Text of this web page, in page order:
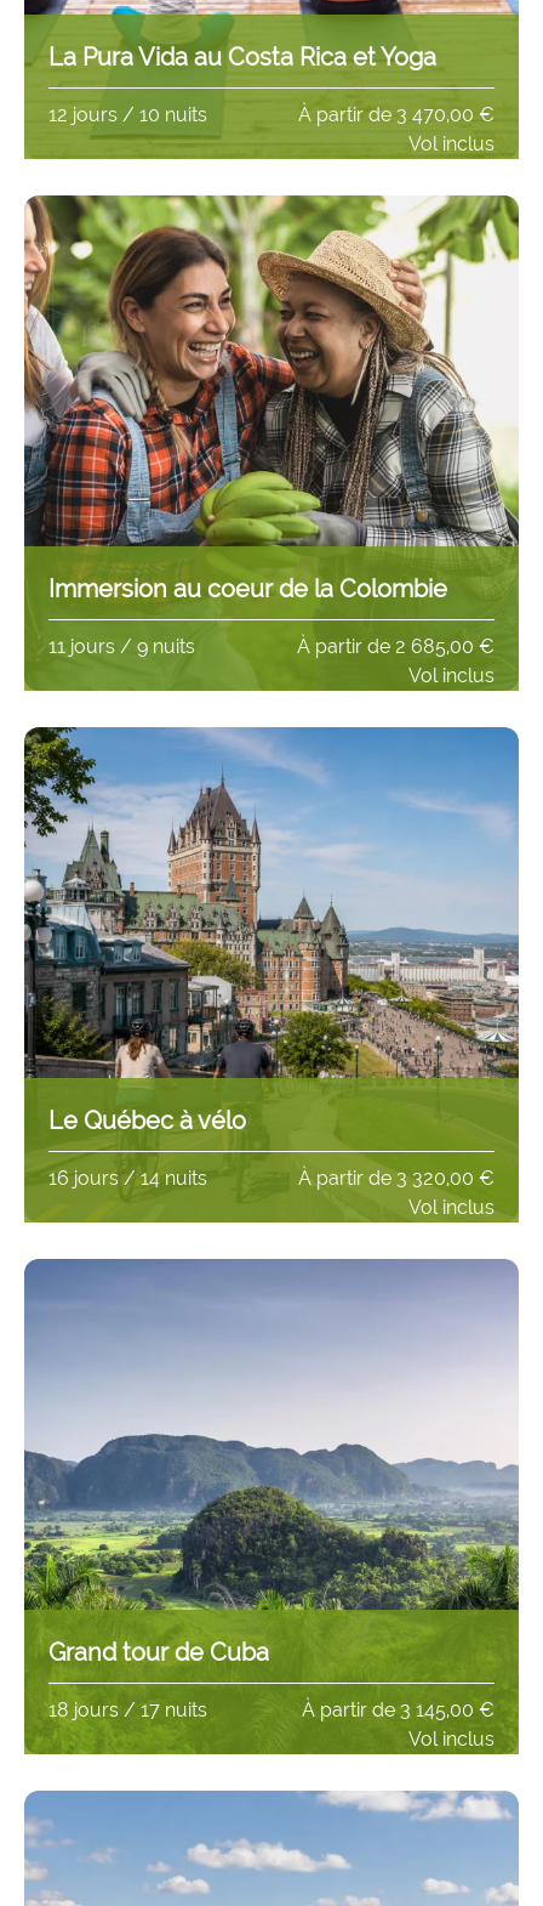
La Pura Vida au Costa Rica et Yoga
12 jours / 10 nuits
Vol inclus
À partir de 3 470,00 €
Immersion au coeur de la Colombie
11 jours / 9 nuits
Vol inclus
À partir de 2 685,00 €
Le Québec à vélo
16 jours / 14 nuits
Vol inclus
À partir de 3 320,00 €
Grand tour de Cuba
18 jours / 17 nuits
Vol inclus
À partir de 3 145,00 €